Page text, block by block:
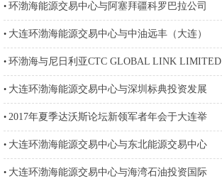
• 环渤海能源交易中心与阿塞拜疆科罗巴拉公司
• 大连环渤海能源交易中心与中油远丰（大连）
• 环渤海与尼日利亚CTC GLOBAL LINK LIMITED
• 大连环渤海能源交易中心与深圳标典投资发展
• 2017年夏季达沃斯论坛新领军者年会于大连举
• 大连环渤海能源交易中心与东北能源交易中心
• 大连环渤海能源交易中心与海湾石油投资国际